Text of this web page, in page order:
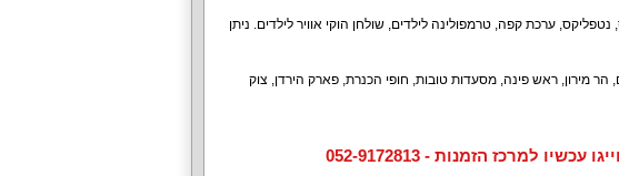
8 רכבים, שולחן סנוקר, ערוצי יס, נטפליקס, ערכת קפה, טרמפולינה לילדים, שולחן הוקי אוויר לילדים. ניתן
הר מירון, ראש פינה, מסעדות טובות, חופי הכנרת, פארק הירדן, צוק
למרכז הזמנות - 052-9172813